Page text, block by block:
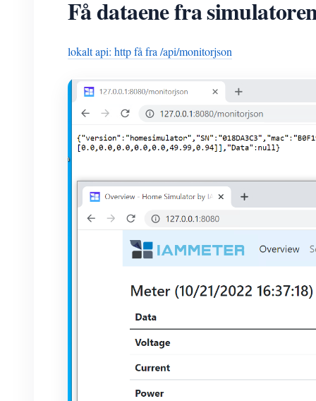
Få dataene fra
lokalt api: http få fra /api/monitorjson